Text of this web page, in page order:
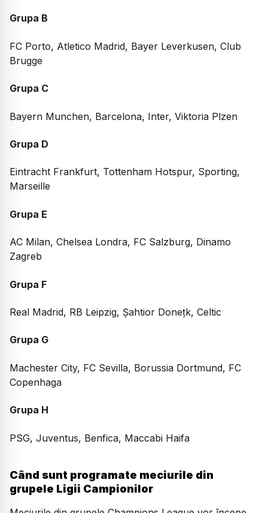
Grupa B
FC Porto, Atletico Madrid, Bayer Leverkusen, Club
Brugge
Grupa C
Bayern Munchen, Barcelona, Inter, Viktoria Plzen
Grupa D
Eintracht Frankfurt, Tottenham Hotspur, Sporting,
Marseille
Grupa E
AC Milan, Chelsea Londra, FC Salzburg, Dinamo
Zagreb
Grupa F
Real Madrid, RB Leipzig, Șahtior Donețk, Celtic
Grupa G
Machester City, FC Sevilla, Borussia Dortmund, FC
Copenhaga
Grupa H
PSG, Juventus, Benfica, Maccabi Haifa
Când sunt programate meciurile din
grupele Ligii Campionilor